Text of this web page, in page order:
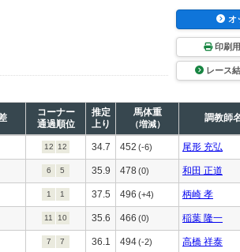
オ
印刷
レース
コーナー
通過順位
推定
上り
馬体重
（増減）
調教師
12 12 34.7 452 (-6) 尾形 充弘
6 5 35.9 478 (0) 和田 正道
1 1 37.5 496 (+4) 柄崎 孝
11 10 35.6 466 (0) 稲葉 隆一
7 7 36.1 494(-2) 高橋 祥泰